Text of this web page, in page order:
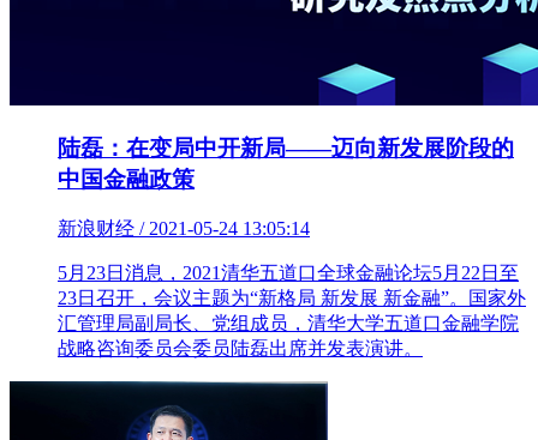
陆磊：在变局中开新局——迈向新发展阶段的
中国金融政策
新浪财经 / 2021-05-24 13:05:14
5月23日消息，2021清华五道口全球金融论坛5月22日至
23日召开，会议主题为“新格局 新发展 新金融”。国家外
汇管理局副局长、党组成员，清华大学五道口金融学院
战略咨询委员会委员陆磊出席并发表演讲。